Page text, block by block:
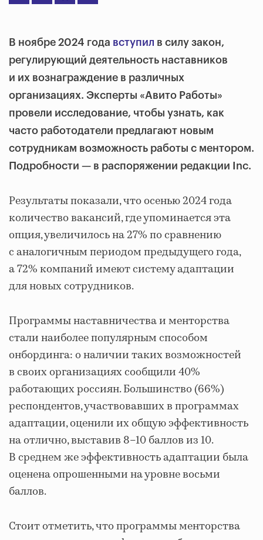
В ноябре 2024 года вступил в силу закон,
регулирующий деятельность наставников
и их вознаграждение в различных
организациях. Эксперты «Авито Работы»
провели исследование, чтобы узнать, как
часто работодатели предлагают новым
сотрудникам возможность работы с ментором.
Подробности — в распоряжении редакции Inc.
Результаты показали, что осенью 2024 года
количество вакансий, где упоминается эта
опция, увеличилось на 27% по сравнению
с аналогичным периодом предыдущего года,
а 72% компаний имеют систему адаптации
для новых сотрудников.
Программы наставничества и менторства
стали наиболее популярным способом
онбординга: о наличии таких возможностей
в своих организациях сообщили 40%
работающих россиян. Большинство (66%)
респондентов, участвовавших в программах
адаптации, оценили их общую эффективность
на отлично, выставив 8–10 баллов из 10.
В среднем же эффективность адаптации была
оценена опрошенными на уровне восьми
баллов.
Стоит отметить, что программы менторства